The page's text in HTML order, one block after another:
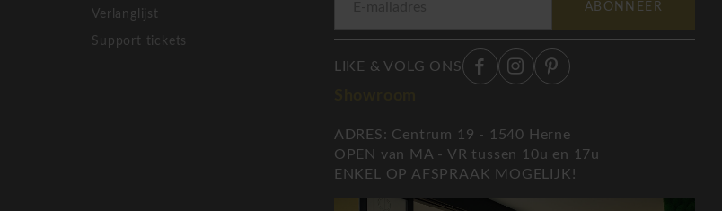
Verlanglijst
Support tickets
ABONNEER
LIKE & VOLG ONS
ADRES: Centrum 19 - 1540 Herne
OPEN van MA - VR tussen 10u en 17u
ENKEL OP AFSPRAAK MOGELIJK!